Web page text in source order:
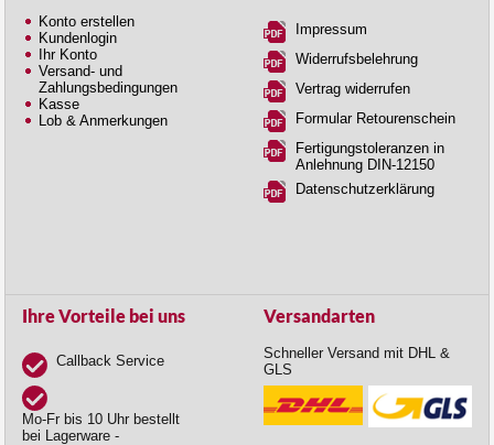
Konto erstellen
Kundenlogin
Ihr Konto
Versand- und
Zahlungsbedingungen
Kasse
Lob & Anmerkungen
Impressum
Widerrufsbelehrung
Vertrag widerrufen
Formular Retourenschein
Fertigungstoleranzen in
Anlehnung DIN-12150
Datenschutzerklärung
Ihre Vorteile bei uns
Callback Service
Mo-Fr bis 10 Uhr bestellt
bei Lagerware -
Versandarten
Schneller Versand mit DHL &
GLS